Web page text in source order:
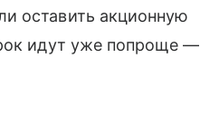
оставить акционную
идут уже попроще —